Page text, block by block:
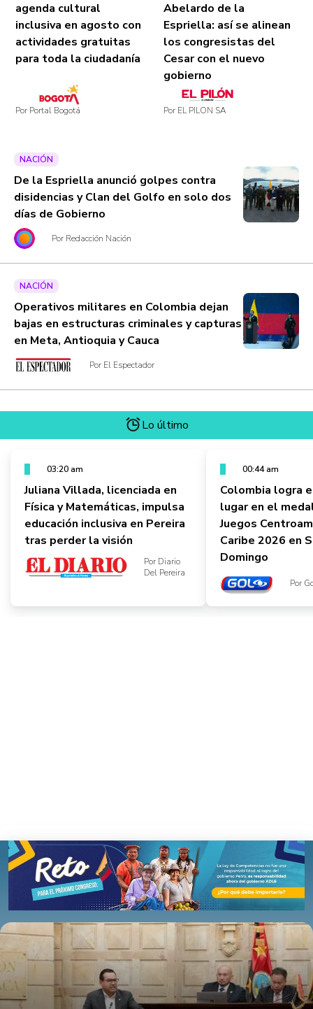
agenda cultural
inclusiva en agosto con
actividades gratuitas
para toda la ciudadanía
Por Portal Bogotá
Abelardo de la
Espriella: así se alinean
los congresistas del
Cesar con el nuevo
gobierno
Por EL PILON SA
NACIÓN
De la Espriella anunció golpes contra
disidencias y Clan del Golfo en solo dos
días de Gobierno
Por Redacción Nación
NACIÓN
Operativos militares en Colombia dejan
bajas en estructuras criminales y capturas
en Meta, Antioquia y Cauca
Por El Espectador
Lo último
03:20 am
Juliana Villada, licenciada en
Física y Matemáticas, impulsa
educación inclusiva en Pereira
tras perder la visión
Por Diario
Del Pereira
00:44 am
Colombia logra
lugar en el
Juegos
Caribe 2026 en
Domingo
Por